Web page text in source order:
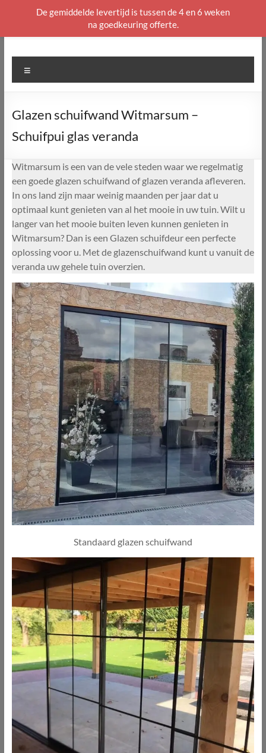
naar
Glazen schuifwand Witmarsum –
Schuifpui glas veranda
Witmarsum is een van de vele steden waar we regelmatig
een goede glazen schuifwand of glazen veranda afleveren.
In ons land zijn maar weinig maanden per jaar dat u
optimaal kunt genieten van al het mooie in uw tuin. Wilt u
langer van het mooie buiten leven kunnen genieten in
Witmarsum? Dan is een Glazen schuifdeur een perfecte
oplossing voor u. Met de glazenschuifwand kunt u vanuit de
veranda uw gehele tuin overzien.
Standaard glazen schuifwand
De gemiddelde levertijd is tussen de 4 en 6 weken
na goedkeuring offerte.